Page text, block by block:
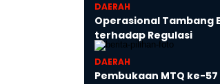
DAERAH
Operasional Tambang
terhadap Regulasi
DAERAH
Pembukaan MTQ ke-